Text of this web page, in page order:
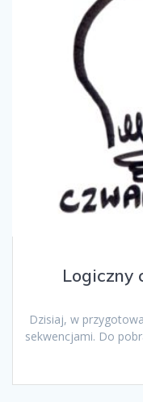
Logiczny
Dzisiaj, w
sekwencjami. Do